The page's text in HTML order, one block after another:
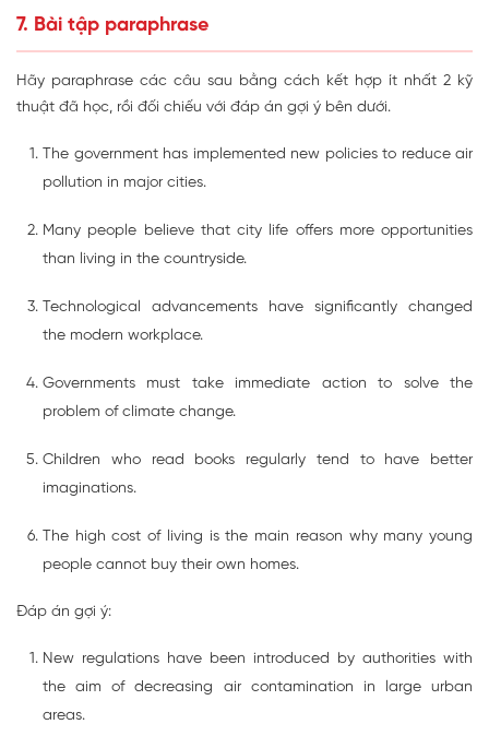
7. Bài tập paraphrase
Hãy paraphrase các câu sau bằng cách kết hợp ít nhất 2 kỹ
thuật đã học, rồi đối chiếu với đáp án gợi ý bên dưới.
The government has implemented new policies to reduce air
pollution in major cities.
Many people believe that city life offers more opportunities
than living in the countryside.
Technological advancements have significantly changed
the modern workplace.
Governments must take immediate action to solve the
problem of climate change.
Children who read books regularly tend to have better
imaginations.
The high cost of living is the main reason why many young
people cannot buy their own homes.
Đáp án gợi ý:
New regulations have been introduced by authorities with
the aim of decreasing air contamination in large urban
areas.